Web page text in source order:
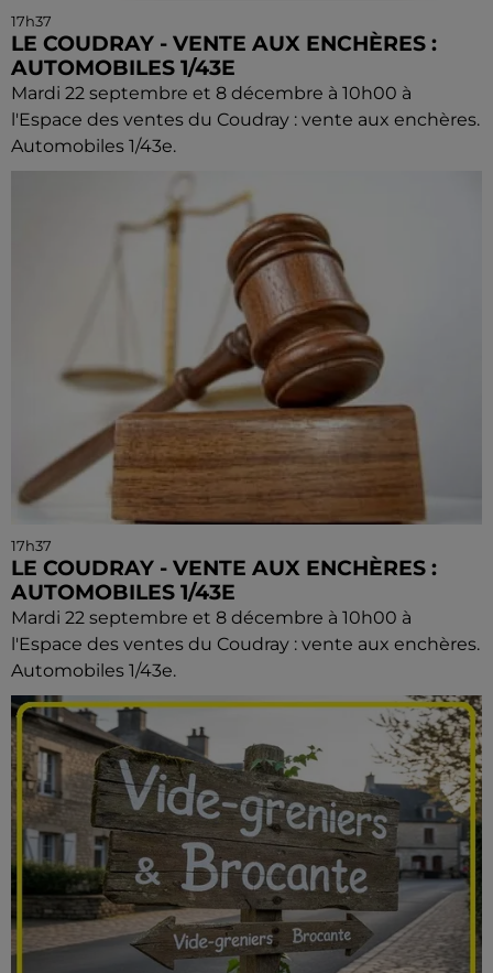
17h37
LE COUDRAY - VENTE AUX ENCHÈRES :
AUTOMOBILES 1/43E
Mardi 22 septembre et 8 décembre à 10h00 à
l'Espace des ventes du Coudray : vente aux enchères.
Automobiles 1/43e.
17h37
LE COUDRAY - VENTE AUX ENCHÈRES :
AUTOMOBILES 1/43E
Mardi 22 septembre et 8 décembre à 10h00 à
l'Espace des ventes du Coudray : vente aux enchères.
Automobiles 1/43e.